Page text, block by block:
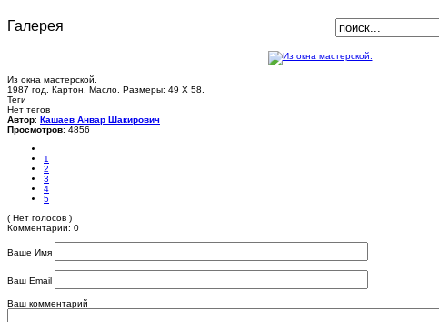
Галерея
Из окна мастерской.
1987 год. Картон. Масло. Размеры: 49 Х 58.
Теги
Нет тегов
Автор: Кашаев Анвар Шакирович
Просмотров: 4856
1
2
3
4
5
( Нет голосов )
Комментарии: 0
Ваше Имя
Ваш Email
Ваш комментарий